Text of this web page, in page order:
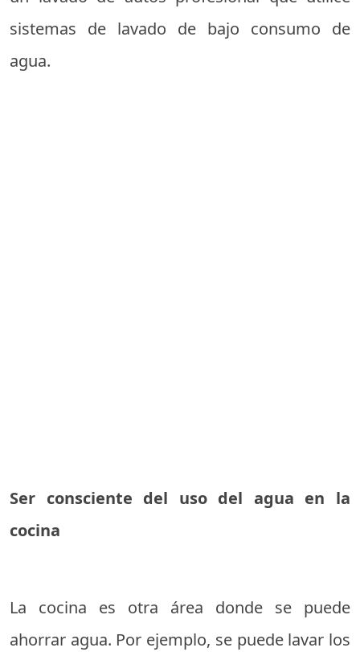
sistemas de lavado de bajo consumo de
agua.
Ser consciente del uso del agua en la
cocina
La cocina es otra área donde se puede
ahorrar agua. Por ejemplo, se puede lavar los